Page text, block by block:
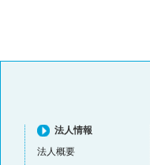
法人情報
法人概要